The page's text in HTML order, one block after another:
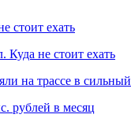
стоит ехать
Куда не стоит ехать
на трассе в
рублей в месяц